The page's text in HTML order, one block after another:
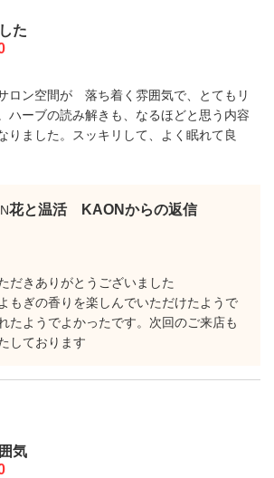
た
ロン空間が 落ち着く雰囲気で、とてもリ
ハーブの読み解きも、なるほどと思う内容
りました。スッキリして、よく眠れて良
花と温活 KAONからの返信
だきありがとうございました
もぎの香りを楽しんでいただけたようで
たようでよかったです。次回のご来店も
しております
気